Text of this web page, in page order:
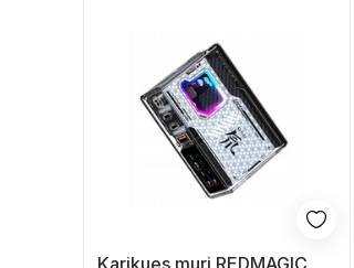
Karikues muri REDMAGIC